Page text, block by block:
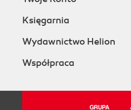
Księgarnia
Wydawnictwo Helion
Współpraca